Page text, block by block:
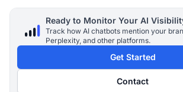
Ready to Monitor Your AI
Track how AI chatbots mention your
Perplexity, and other platforms.
Get Started
Contact